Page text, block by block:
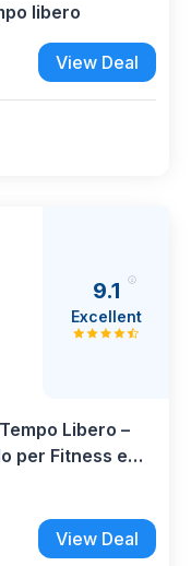
libero
View Deal
9.1
Excellent
Libero –
per Fitness e
Nero-A, XL
View Deal